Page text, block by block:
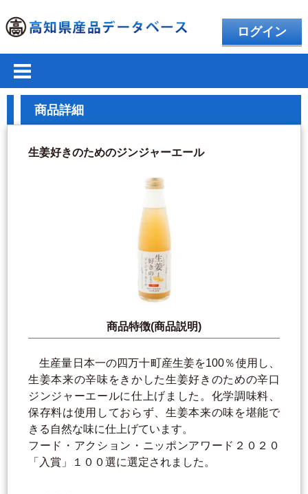
ログイン
商品詳細
生姜好きのためのジンジャーエール
商品特徴(商品説明)
生産量日本一の四万十町産生姜を100％使用し、
生姜本来の辛味をきかした生姜好きのための辛口
ジンジャーエールに仕上げました。化学調味料、
保存料は使用しておらず、生姜本来の味を堪能で
きる自然な味に仕上げています。
フード・アクション・ニッポンアワード２０２０
「入賞」１００選に選定されました。